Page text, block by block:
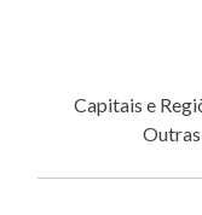
Capitais e